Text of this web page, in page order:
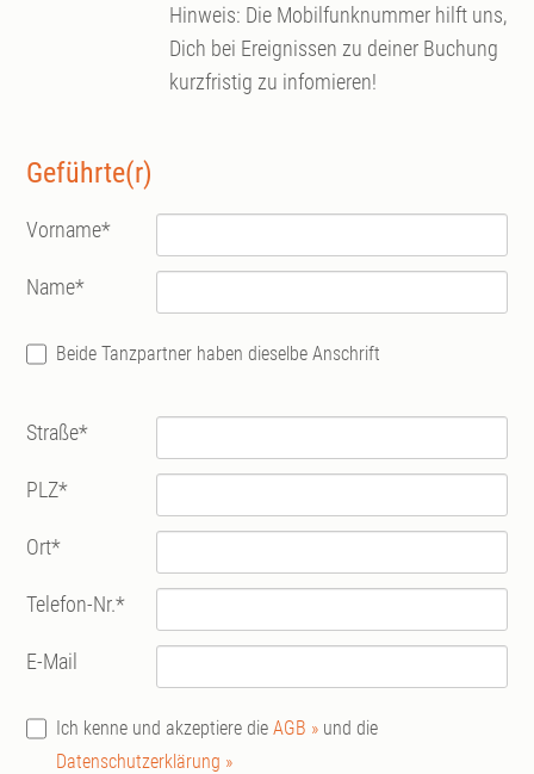
Hinweis: Die Mobilfunknummer hilft uns,
Dich bei Ereignissen zu deiner Buchung
kurzfristig zu infomieren!
Geführte(r)
Vorname*
Name*
Beide Tanzpartner haben dieselbe Anschrift
Straße*
PLZ*
Ort*
Telefon-Nr.*
E-Mail
Ich kenne und akzeptiere dieAGB » und die
Datenschutzerklärung »